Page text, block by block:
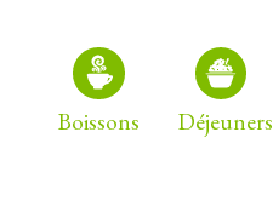
Boissons Déjeuners